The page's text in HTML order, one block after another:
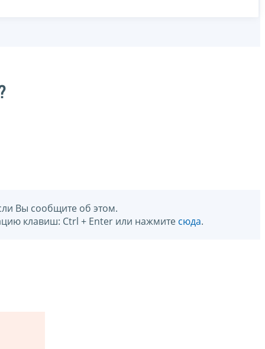
Вы сообщите об этом.
клавиш: Ctrl + Enter или нажмите сюда.